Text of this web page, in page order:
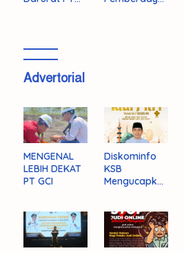
Advertorial
MENGENAL
LEBIH DEKAT
PT GCI
Diskominfo
KSB
Mengucapka
Idul Fitri 1446
H/2025 M